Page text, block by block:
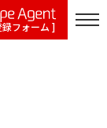
フォーム ]